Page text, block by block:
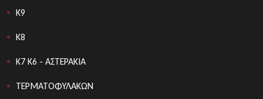
Κ9
Κ8
K7 Κ6 - ΑΣΤΕΡΑΚΙΑ
ΤΕΡΜΑΤΟΦΥΛΑΚΩΝ